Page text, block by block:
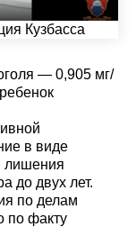
Кузбасса
— 0,905 мг/
в виде
лишения
до двух лет.
по делам
по факту